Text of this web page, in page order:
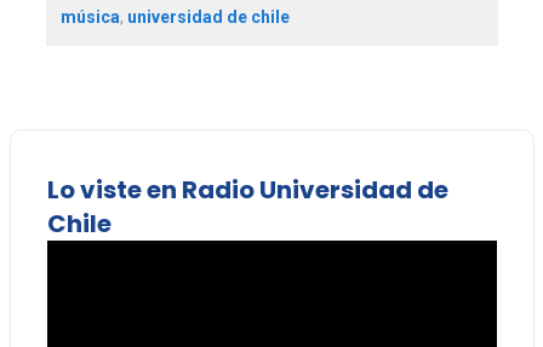
música, universidad de chile
Lo viste en Radio Universidad de
Chile